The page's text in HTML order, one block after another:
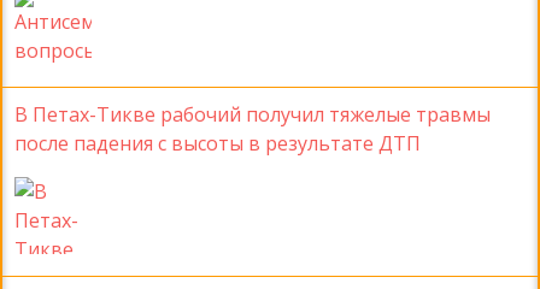
В Петах-Тикве рабочий получил тяжелые травмы
после падения с высоты в результате ДТП